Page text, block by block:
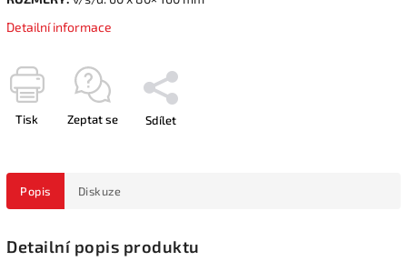
Detailní informace
Tisk Zeptat se Sdílet
Popis Diskuze
Detailní popis produktu